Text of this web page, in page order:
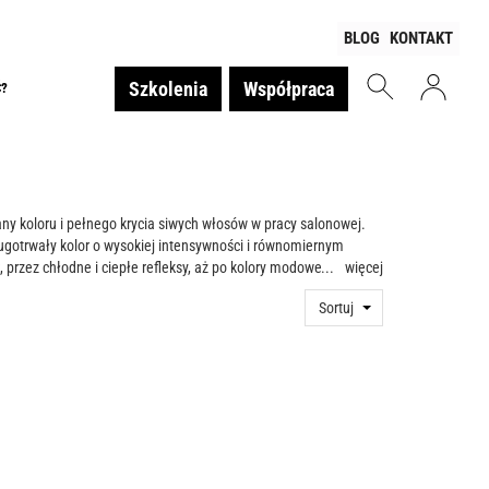
BLOG KONTAKT
Szkolenia Współpraca
koloru i pełnego krycia siwych włosów w pracy salonowej.
kolor o wysokiej intensywności i równomiernym
chłodne i ciepłe refleksy, aż po kolory modowe, serie
rezultatu. Farba zapewnia wysoką siłę krycia, także
o komponenty pielęgnujące wspiera kondycję włosów
więcej
Sortuj